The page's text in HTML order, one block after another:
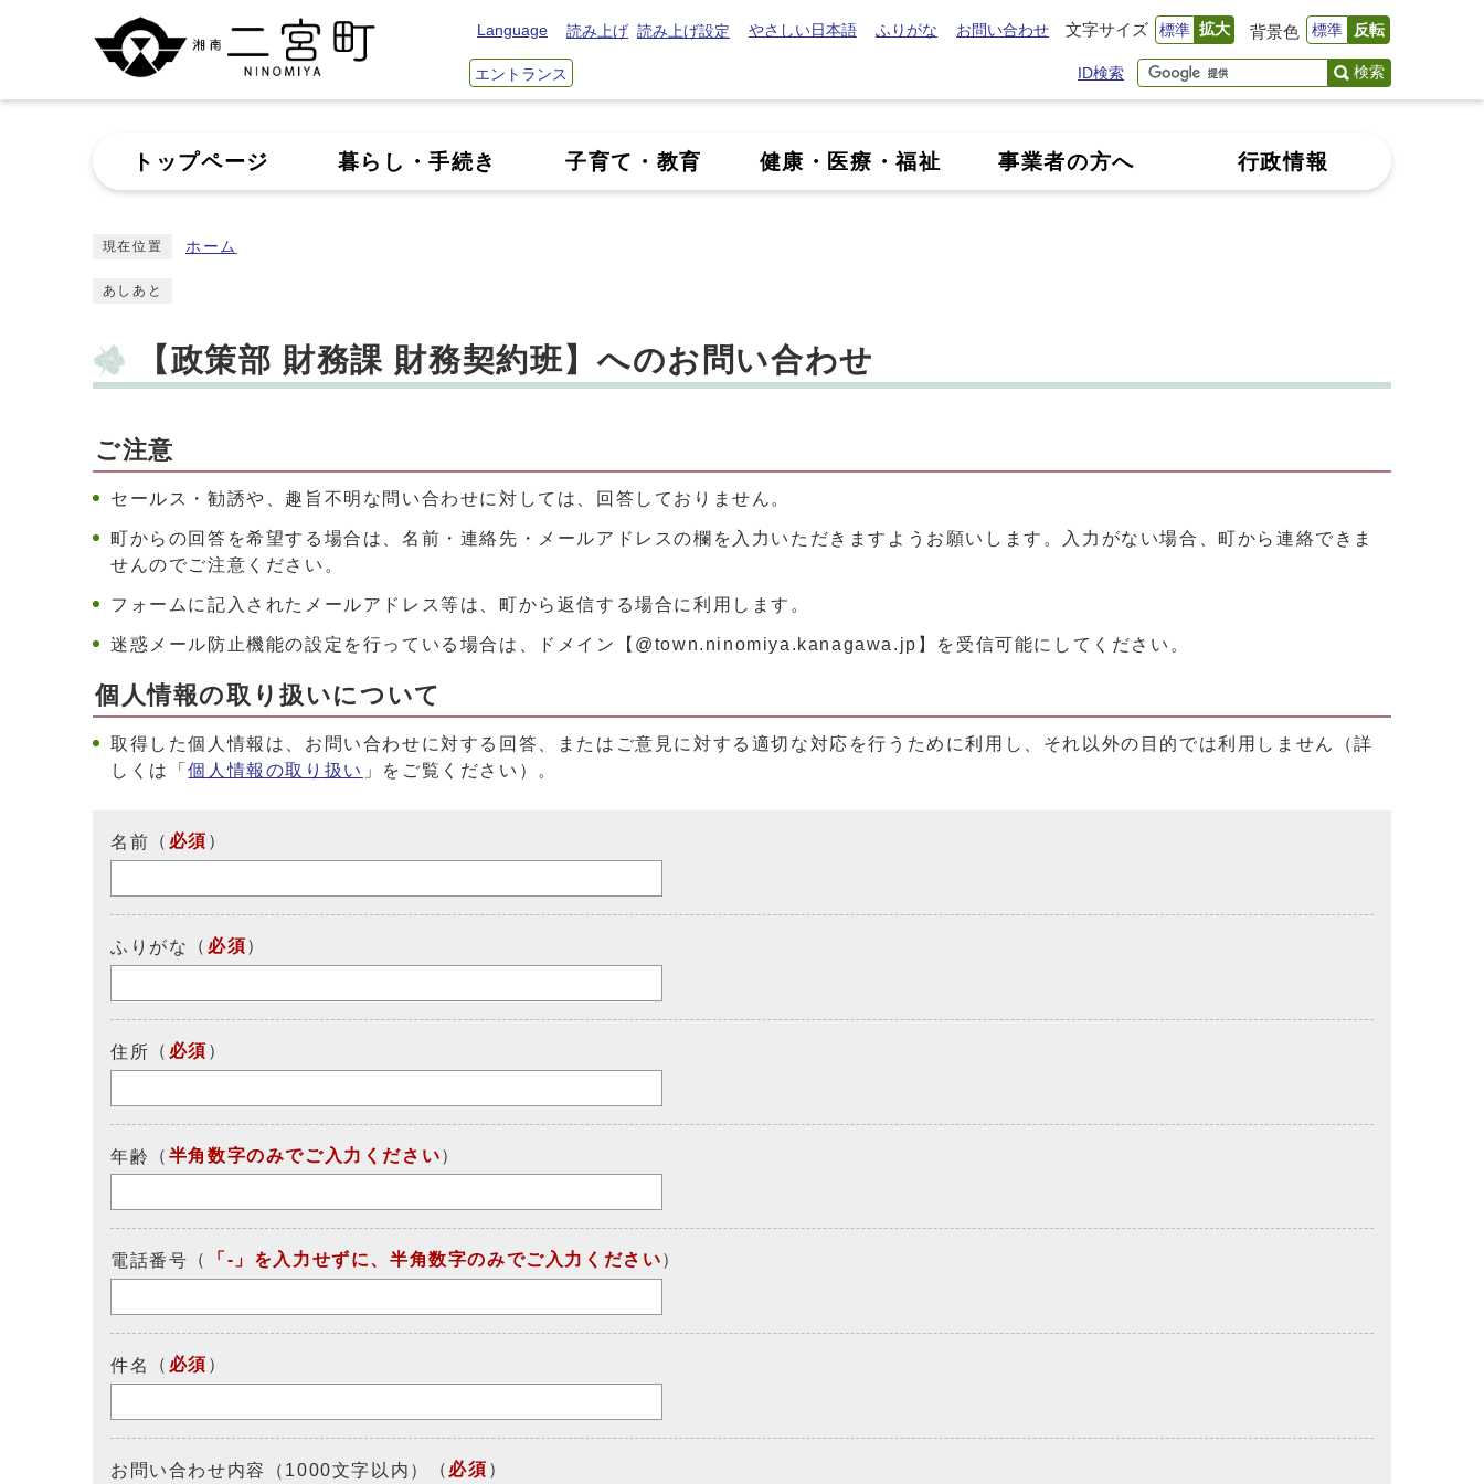
Language 読み上げ 読み上げ設定 やさしい日本語 ふりがな お問い合わせ 文字サイズ 標準 拡大 背景色 標準 反転
エントランス ID検索 検索
トップページ 暮らし・手続き 子育て・教育 健康・医療・福祉 事業者の方へ 行政情報
現在位置 ホーム
あしあと
【政策部 財務課 財務契約班】へのお問い合わせ
ご注意
セールス・勧誘や、趣旨不明な問い合わせに対しては、回答しておりません。
町からの回答を希望する場合は、名前・連絡先・メールアドレスの欄を入力いただきますようお願いします。入力がない場合、町から連絡できま
せんのでご注意ください。
フォームに記入されたメールアドレス等は、町から返信する場合に利用します。
迷惑メール防止機能の設定を行っている場合は、ドメイン【@town.ninomiya.kanagawa.jp】を受信可能にしてください。
個人情報の取り扱いについて
取得した個人情報は、お問い合わせに対する回答、またはご意見に対する適切な対応を行うために利用し、それ以外の目的では利用しません（詳
しくは「個人情報の取り扱い 」をご覧ください）。
名前 （ 必須 ）
ふりがな （ 必須）
住所 （ 必須 ）
年齢 （ 半角数字のみでご入力ください）
電話番号 （ 「-」を入力せずに、半角数字のみでご入力ください）
件名 （ 必須 ）
お問い合わせ内容（1000文字以内） （ 必須 ）